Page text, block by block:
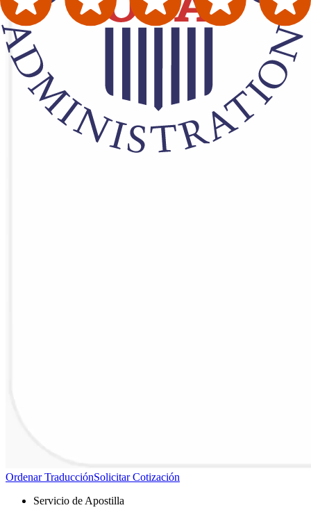
Ordenar TraducciónSolicitar Cotización
Servicio de Apostilla